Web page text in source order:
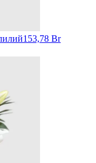
153,78 Br